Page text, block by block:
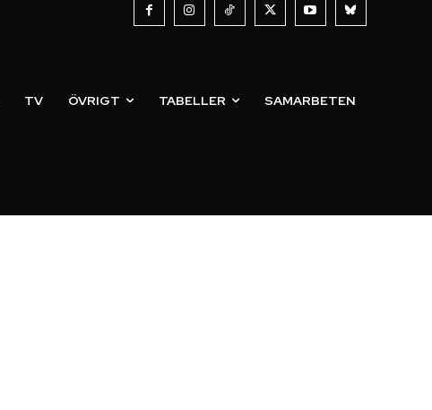
TV ÖVRIGT TABELLER SAMARBETEN